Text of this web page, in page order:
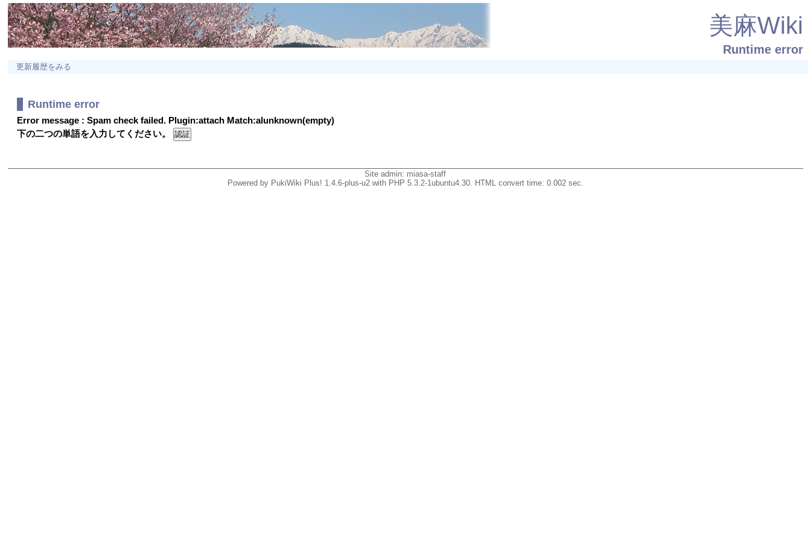
美麻Wiki
Runtime error
更新履歴をみる
Runtime error
Error message : Spam check failed. Plugin:attach Match:alunknown(empty)
下の二つの単語を入力してください。
Site admin: miasa-staff
Powered by PukiWiki Plus! 1.4.6-plus-u2 with PHP 5.3.2-1ubuntu4.30. HTML convert time: 0.002 sec.